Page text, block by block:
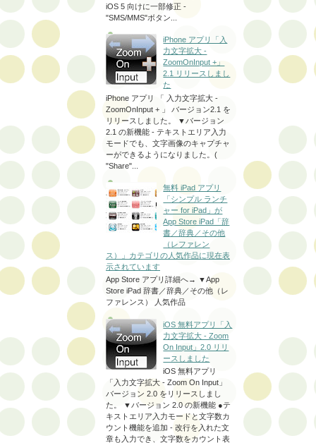
iOS 5 向けに一部修正 -
"SMS/MMS"ボタン...
iPhone アプリ「入
力文字拡大 -
ZoomOnInput +」
2.1 リリースしまし
た
iPhone アプリ 「 入力文字拡大 -
ZoomOnInput + 」 バージョン2.1 を
リリースしました。 ▼バージョン
2.1 の新機能 - テキストエリア入力
モードでも、文字画像のキャプチャ
ーができるようになりました。(
"Share"...
無料 iPad アプリ
「シンプル ランチ
ャー for iPad」が
App Store iPad「辞
書／辞典／その他
（レファレン
ス）」カテゴリの人気作品に現在表
示されています
App Store アプリ詳細へ→ ▼App
Store iPad 辞書／辞典／その他（レ
ファレンス） 人気作品
iOS 無料アプリ「入
力文字拡大 - Zoom
On Input」2.0 リリ
ースしました
iOS 無料アプリ
「入力文字拡大 - Zoom On Input」
バージョン 2.0 をリリースしまし
た。 ▼バージョン 2.0 の新機能 ●テ
キストエリア入力モードと文字数カ
ウント機能を追加 - 改行を入れた文
章も入力でき、文字数をカウント表